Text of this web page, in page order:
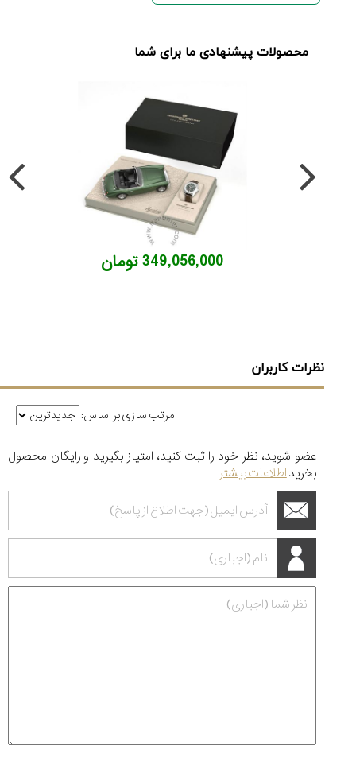
محصولات پیشنهادی ما برای شما
349,056,000 تومان
نظرات کاربران
مرتب سازی بر اساس:
عضو شوید، نظر خود را ثبت کنید، امتیاز بگیرید و رایگان محصول
بخریداطلاعات بیشتر